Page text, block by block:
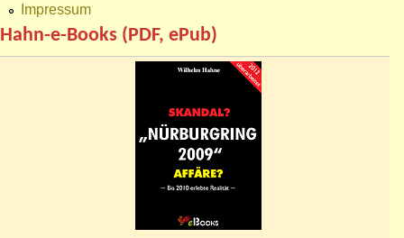
Impressum
Hahn-e-Books (PDF, ePub)